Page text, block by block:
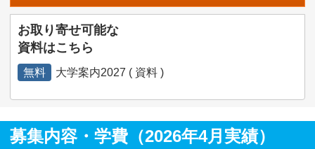
お取り寄せ可能な
資料はこちら
無料 大学案内2027 ( 資料 )
募集内容・学費（2026年4月実績）